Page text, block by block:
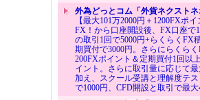
外為どっとコム「外貨ネクストネ
【最大101万2000円＋1200FXポ
FX！から口座開設後、FX口座で
の取引1回で5000円+らくらくFX
期買付で3000円。さらにらくら
200FXポイント＆定期買付1回以
イント。さらに取引量に応じて最
加え、スクール受講と理解度テ
で1000円、CFD開設と取引で最大